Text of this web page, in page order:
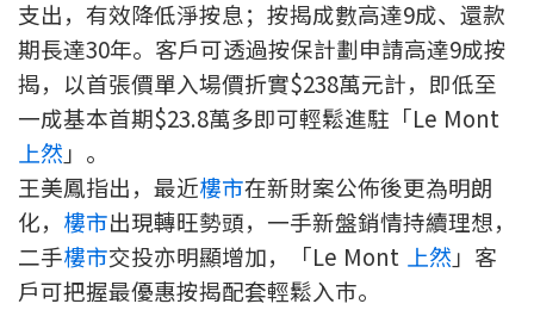
樓按專欄
按揭百科
實時銀行資訊
裝修·保險優惠
免費裝修轉介服務
裝修設計專欄
支出，有效降低淨按息；按揭成數高達9成、還款
期長達30年。客戶可透過按保計劃申請高達9成按
揭，以首張價單入場價折實$238萬元計，即低至
一成基本首期$23.8萬多即可輕鬆進駐「Le Mont
上然 」。
王美鳳指出，最近樓市在新財案公佈後更為明朗
化， 樓市出現轉旺勢頭，一手新盤銷情持續理想，
二手樓市交投亦明顯增加，「Le Mont 上然 」客
戶可把握最優惠按揭配套輕鬆入巿。